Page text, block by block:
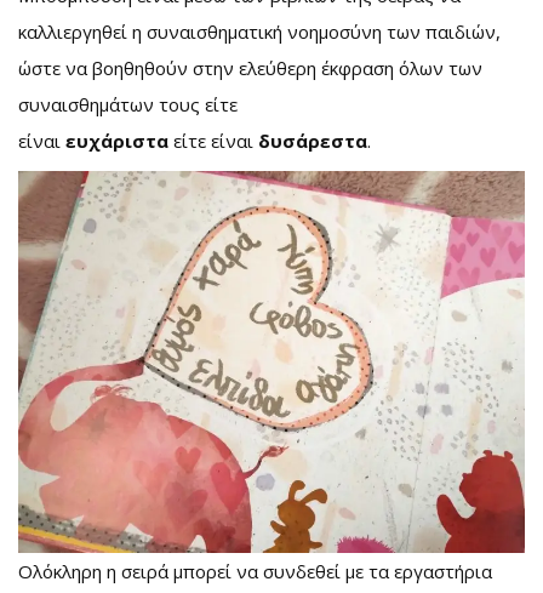
καλλιεργηθεί η συναισθηματική νοημοσύνη των παιδιών,
ώστε να βοηθηθούν στην ελεύθερη έκφραση όλων των
συναισθημάτων τους είτε
είναι ευχάριστα είτε είναι δυσάρεστα.
Ολόκληρη η σειρά μπορεί να συνδεθεί με τα εργαστήρια